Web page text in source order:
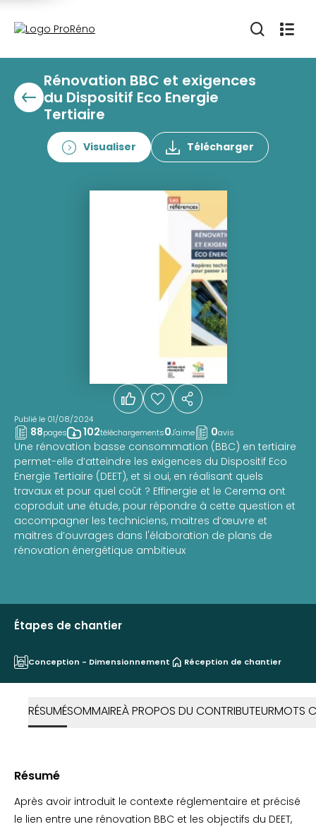
Rénovation BBC et exigences
du Dispositif Eco Energie
Tertiaire
Visualiser Télécharger
Publié le 01/08/2024
88pages 102téléchargements0J'aime 0avis
Une rénovation basse consommation (BBC) en tertiaire
permet-elle d’atteindre les exigences du Dispositif Eco
Energie Tertiaire (DEET), et si oui, en réalisant quels
travaux et pour quel coût ? Effinergie et le Cerema ont
coproduit une étude, pour répondre à cette question et
accompagner les techniciens, maitres d’œuvre et
maitres d’ouvrages dans l'élaboration de plans de
rénovation énergétique ambitieux
Étapes de chantier
Conception - Dimensionnement Réception de chantier
RÉSUMÉSOMMAIREÀ PROPOS DU CONTRIBUTEURMOTS
Résumé
Après avoir introduit le contexte réglementaire et précisé
le lien entre une rénovation BBC et les objectifs du DEET,